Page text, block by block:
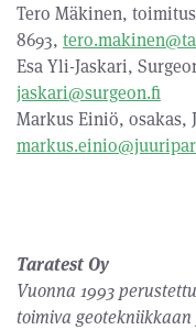
Tero Mäkinen,
8693,
Esa Yli-Jaskari,
jaskari@surgeon.fi
Markus Einiö, osakas,
Taratest Oy
Vuonna 1993
toimiva